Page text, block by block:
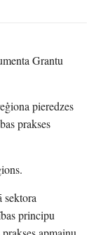
Grantu
pieredzes
prakses
sektora
principu